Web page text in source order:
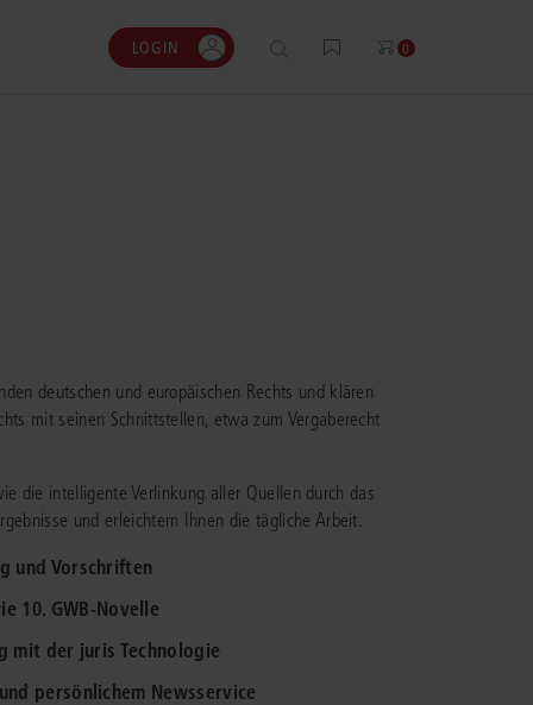
Lösungen
AKADEMIE
und zertifiziert: Online-
für Fachanwälte
in allen
Fachgebieten.
oder Leitsätze, recherchieren und prüfen.
mir das – einfach und
Rechtsanwalt und Partner, KT
dem bewährten juris
berechnen.
LOGIN 0
deutschen und europäischen Rechts und klären
mit seinen Schnittstellen, etwa zum Vergaberecht
die intelligente Verlinkung aller Quellen durch das
und erleichtern Ihnen die tägliche Arbeit.
und Vorschriften
10. GWB-Novelle
mit der juris Technologie
persönlichem Newsservice